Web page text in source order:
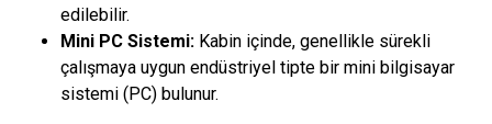
edilebilir.
Mini PC Sistemi: Kabin içinde, genellikle sürekli
çalışmaya uygun endüstriyel tipte bir mini bilgisayar
sistemi (PC) bulunur.